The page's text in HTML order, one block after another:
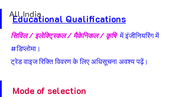
All India
Educational Qualifications
सिविल / इलेक्ट्रिकल / मैकेनिकल / कृषि में इंजीनियरिंग में
#डिप्लोमा।
ट्रेड वाइज रिक्ति विवरण के लिए अधिसूचना अवश्य पढ़ें।
Mode of selection